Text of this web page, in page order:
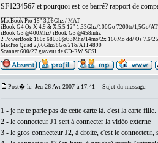
SF1234567 et pourquoi est-ce barré? rapport de
MacBook Pro 15" 3,06Ghz / MAT
iBook G4 Os X 4.9 & X.5.5 12" 1.33Ghz/100Go 7200tr/1,5Go/
iBook G3 @400Mhz/ iBook G3 @458mhz
2 PowerBook 180c 68030@33Mhz/14mo/2x 160Mo dd/ Os 7.6/
MacPro Quad 2,66Ghz/8Go/2To/ATI 4890
Scanner 600/27 graveur de CD-RW SCSI
Post� le: Jeu 26 Avr 2007 à 17:41 Sujet du message:
1 - je ne te parle pas de cette carte là. c'est la carte fille.
2 - le connecteur J1 sert à connecter la vidéo externe
3 - le gros connecteur J2, à droite, c'est le